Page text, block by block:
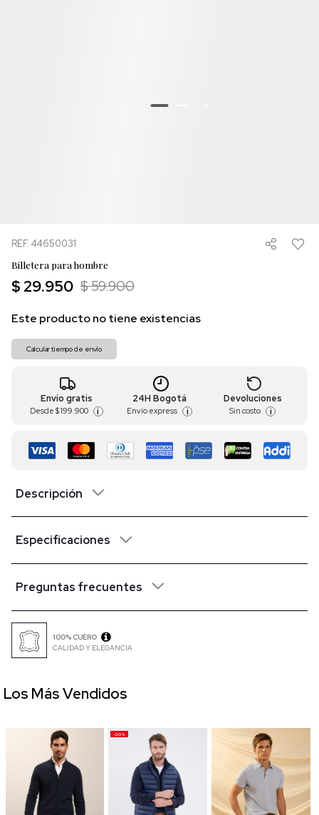
REF. 44650031
Billetera para hombre
$ 29.950 $ 59.900
Este producto no tiene existencias
Calcular tiempo de envío
Envío gratis
Desde $ 199.900 i
24H Bogotá
Envío express i
Devoluciones
Sin costo i
Descripción
Especificaciones
Preguntas frecuentes
100% CUERO
CALIDAD Y ELEGANCIA
-20%
Los Más Vendidos